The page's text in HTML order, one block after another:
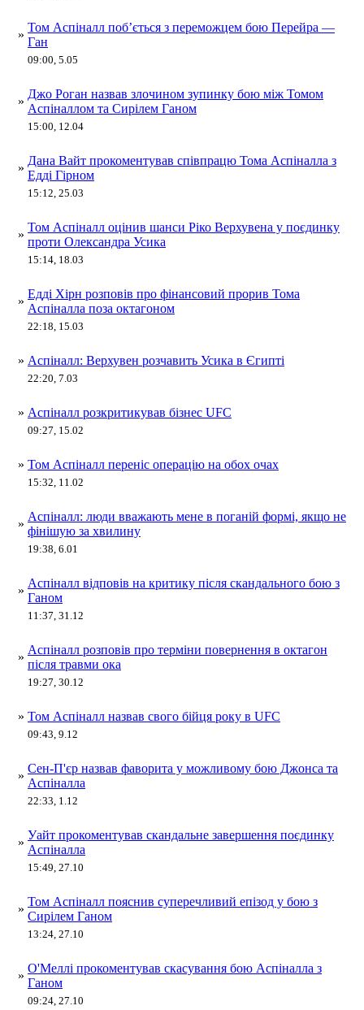
»
Том Аспіналл поб’ється з переможцем бою Перейра —
Ган
09:00, 5.05
»
Джо Роган назвав злочином зупинку бою між Томом
Аспіналлом та Сирілем Ганом
15:00, 12.04
»
Дана Вайт прокоментував співпрацю Тома Аспіналла з
Едді Гірном
15:12, 25.03
»
Том Аспіналл оцінив шанси Ріко Верхувена у поєдинку
проти Олександра Усика
15:14, 18.03
»
Едді Хірн розповів про фінансовий прорив Тома
Аспіналла поза октагоном
22:18, 15.03
» Аспіналл: Верхувен розчавить Усика в Єгипті
22:20, 7.03
» Аспіналл розкритикував бізнес UFC
09:27, 15.02
» Том Аспіналл переніс операцію на обох очах
15:32, 11.02
»
Аспіналл: люди вважають мене в поганій формі, якщо не
фінішую за хвилину
19:38, 6.01
»
Аспіналл відповів на критику після скандального бою з
Ганом
11:37, 31.12
»
Аспіналл розповів про терміни повернення в октагон
після травми ока
19:27, 30.12
» Том Аспіналл назвав свого бійця року в UFC
09:43, 9.12
»
Сен-П'єр назвав фаворита у можливому бою Джонса та
Аспіналла
22:33, 1.12
»
Уайт прокоментував скандальне завершення поєдинку
Аспіналла
15:49, 27.10
»
Том Аспіналл пояснив суперечливий епізод у бою з
Сирілем Ганом
13:24, 27.10
»
О'Меллі прокоментував скасування бою Аспіналла з
Ганом
09:24, 27.10